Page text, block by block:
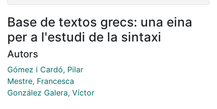
Base de textos grecs: una eina
per a l'estudi de la sintaxi
Autors
Gómez i Cardó, Pilar
Mestre, Francesca
González Galera, Víctor